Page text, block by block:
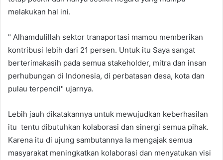
melakukan hal ini.
" Alhamdulillah sektor tranaportasi mamou memberikan
kontribusi lebih dari 21 persen. Untuk itu Saya sangat
berterimakasih pada semua stakeholder, mitra dan insan
perhubungan di Indonesia, di perbatasan desa, kota dan
pulau terpencil" ujarnya.
Lebih jauh dikatakannya untuk mewujudkan keberhasilan
itu tentu dibutuhkan kolaborasi dan sinergi semua pihak.
Karena itu di ujung sambutannya Ia mengajak semua
masyarakat meningkatkan kolaborasi dan menyatukan visi